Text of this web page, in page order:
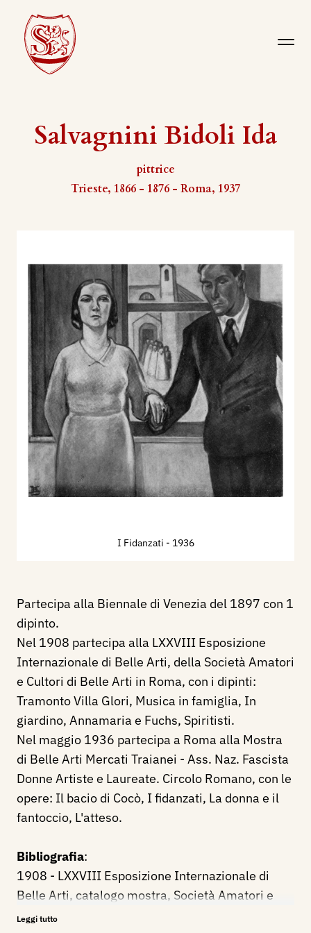
Salvagnini Bidoli Ida
pittrice
Trieste, 1866 - 1876 - Roma, 1937
I Fidanzati - 1936
Partecipa alla Biennale di Venezia del 1897 con 1
dipinto.
Nel 1908 partecipa alla LXXVIII Esposizione
Internazionale di Belle Arti, della Società Amatori
e Cultori di Belle Arti in Roma, con i dipinti:
Tramonto Villa Glori, Musica in famiglia, In
giardino, Annamaria e Fuchs, Spiritisti.
Nel maggio 1936 partecipa a Roma alla Mostra
di Belle Arti Mercati Traianei - Ass. Naz. Fascista
Donne Artiste e Laureate. Circolo Romano, con le
opere: Il bacio di Cocò, I fidanzati, La donna e il
fantoccio, L'atteso.
Bibliografia:
1908 - LXXVIII Esposizione Internazionale di
Belle Arti, catalogo mostra, Società Amatori e
Cultori di Belle Arti in Roma, pp. 9, 10.
Leggi tutto